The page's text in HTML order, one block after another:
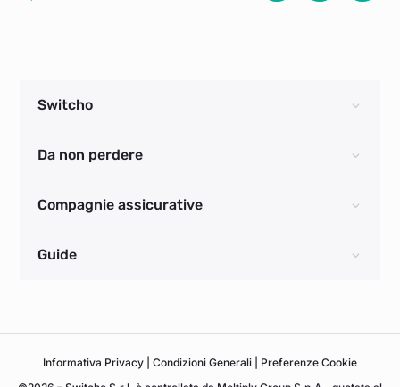
Switcho
Da non perdere
Compagnie assicurative
Guide
Informativa Privacy Condizioni Generali
Preferenze Cookie